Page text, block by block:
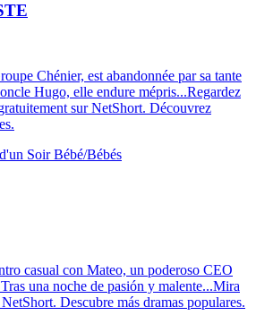
Chénier, est abandonnée par sa tante
Hugo, elle endure mépris...Regardez
sur NetShort. Découvrez
SoirBébé/Bébés
casual con Mateo, un poderoso CEO
una noche de pasión y malente...Mira
Descubre más dramas populares.